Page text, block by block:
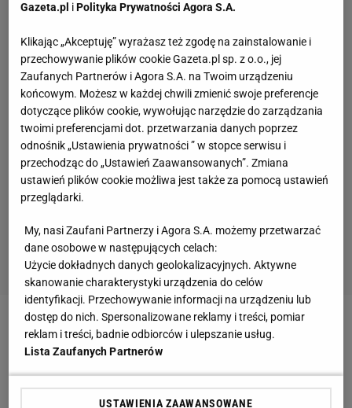
2 z 11
Kolarz wchłonął brata bliźniaka
W 2005 roku u kolarza Tylera Hamiltona znaleziono
Gazeta.pl iPolityka Prywatności Agora S.A.
Klikając „Akceptuję” wyrażasz też zgodę na zainstalowanie i
przechowywanie plików cookie Gazeta.pl sp. z o.o., jej
Zaufanych Partnerów i Agora S.A. na Twoim urządzeniu
końcowym. Możesz w każdej chwili zmienić swoje preferencje
dotyczące plików cookie, wywołując narzędzie do zarządzania
twoimi preferencjami dot. przetwarzania danych poprzez
odnośnik „Ustawienia prywatności ” w stopce serwisu i
przechodząc do „Ustawień Zaawansowanych”. Zmiana
ustawień plików cookie możliwa jest także za pomocą ustawień
przeglądarki.
My, nasi Zaufani Partnerzy i Agora S.A. możemy przetwarzać
dane osobowe w następujących celach:
Użycie dokładnych danych geolokalizacyjnych. Aktywne
skanowanie charakterystyki urządzenia do celów
identyfikacji. Przechowywanie informacji na urządzeniu lub
dostęp do nich. Spersonalizowane reklamy i treści, pomiar
reklam i treści, badnie odbiorców i ulepszanie usług.
Lista Zaufanych Partnerów
USTAWIENIA ZAAWANSOWANE